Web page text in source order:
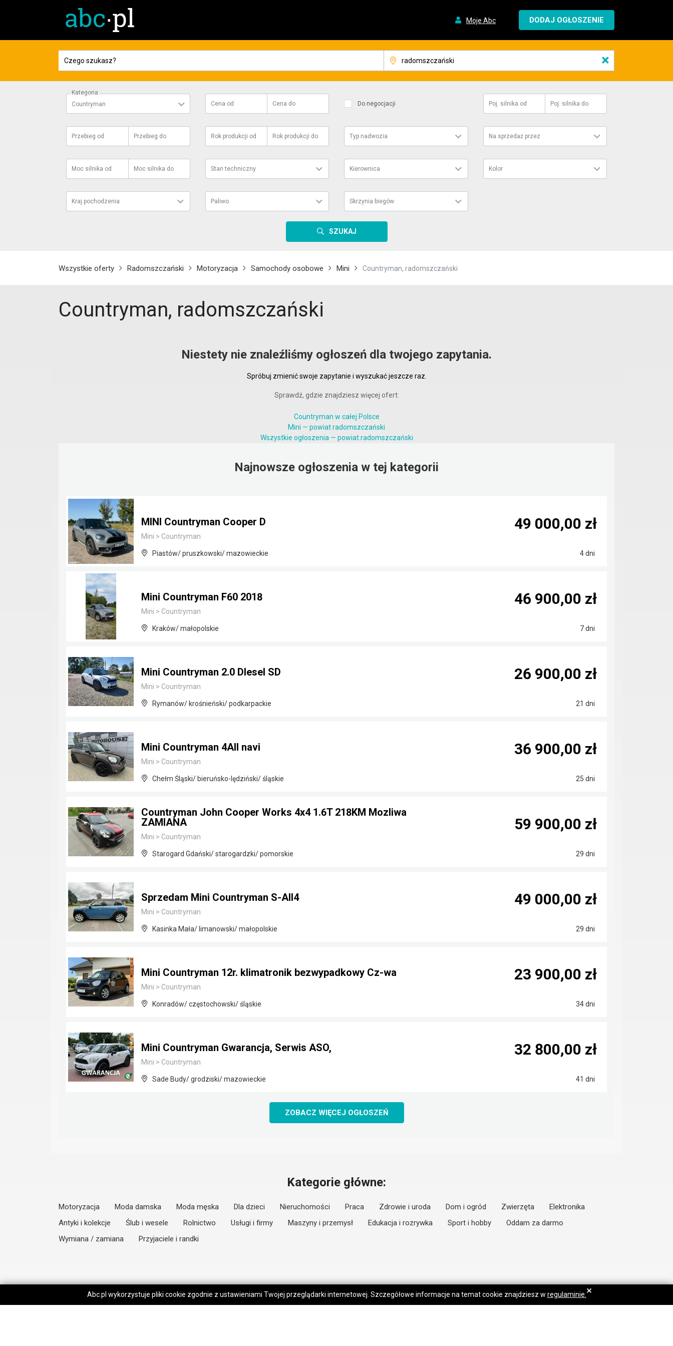
Moje Abc DODAJ OGŁOSZENIE
×
Kategoria
Countryman
Cena od Cena do Do negocjacji Poj. silnika od Poj. silnika do
Przebieg od Przebieg do Rok produkcji od Rok produkcji do Typ nadwozia Na sprzedaż przez
Moc silnika od Moc silnika do Stan techniczny Kierownica Kolor
Kraj pochodzenia Paliwo Skrzynia biegów
SZUKAJ
Wszystkie oferty Radomszczański Motoryzacja Samochody osobowe Mini Countryman, radomszczański
Countryman, radomszczański
Niestety nie znaleźliśmy ogłoszeń dla twojego zapytania.
Spróbuj zmienić swoje zapytanie i wyszukać jeszcze raz.
Sprawdź, gdzie znajdziesz więcej ofert:
Countryman w całej Polsce
Mini — powiat radomszczański
Wszystkie ogłoszenia — powiat radomszczański
Najnowsze ogłoszenia w tej kategorii
MINI Countryman Cooper D
Mini > Countryman
Piastów/ pruszkowski/ mazowieckie 4 dni
49 000,00 zł
Mini Countryman F60 2018
Mini > Countryman
Kraków/ małopolskie 7 dni
46 900,00 zł
Mini Countryman 2.0 DIesel SD
Mini > Countryman
Rymanów/ krośnieński/ podkarpackie 21 dni
26 900,00 zł
Mini Countryman 4All navi
Mini > Countryman
Chełm Śląski/ bieruńsko-lędziński/ śląskie 25 dni
36 900,00 zł
Countryman John Cooper Works 4x4 1.6T 218KM Mozliwa
ZAMIANA
Mini > Countryman
Starogard Gdański/ starogardzki/ pomorskie 29 dni
59 900,00 zł
Sprzedam Mini Countryman S-All4
Mini > Countryman
Kasinka Mała/ limanowski/ małopolskie 29 dni
49 000,00 zł
Mini Countryman 12r. klimatronik bezwypadkowy Cz-wa
Mini > Countryman
Konradów/ częstochowski/ śląskie 34 dni
23 900,00 zł
Mini Countryman Gwarancja, Serwis ASO,
Mini > Countryman
Sade Budy/ grodziski/ mazowieckie 41 dni
32 800,00 zł
ZOBACZ WIĘCEJ OGŁOSZEŃ
Kategorie główne:
Motoryzacja Moda damska Moda męska Dla dzieci Nieruchomości Praca Zdrowie i uroda Dom i ogród Zwierzęta
Elektronika
Antyki i kolekcje
Ślub i wesele Rolnictwo Usługi i firmy Maszyny i przemysł Edukacja i rozrywka Sport i hobby
Oddam za darmo
Wymiana / zamiana
Przyjaciele i randki
Abc.pl wykorzystuje pliki cookie zgodnie z ustawieniami Twojej przeglądarki internetowej. Szczegółowe informacje na temat cookie znajdziesz w regulaminie. ×